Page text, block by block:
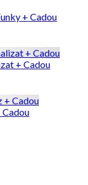
+ Cadou
+ Cadou
Cadou